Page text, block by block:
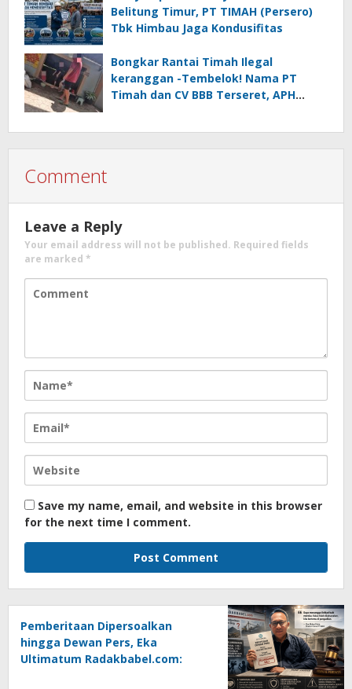
Belitung Timur, PT TIMAH (Persero)
Tbk Himbau Jaga Kondusifitas
Bongkar Rantai Timah Ilegal
keranggan -Tembelok! Nama PT
Timah dan CV BBB Terseret, APH
Comment
Leave a Reply
Your email address will not be published. Required fields
are marked *
Save my name, email, and website in this browser
for the next time I comment.
Pemberitaan Dipersoalkan
hingga Dewan Pers, Eka
Ultimatum Radakbabel.com: